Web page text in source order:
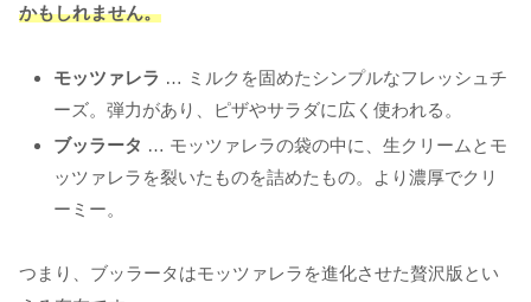
かもしれません。
モッツァレラ … ミルクを固めたシンプルなフレッシュチ
ーズ。弾力があり、ピザやサラダに広く使われる。
ブッラータ … モッツァレラの袋の中に、生クリームとモ
ッツァレラを裂いたものを詰めたもの。より濃厚でクリ
ーミー。
つまり、ブッラータはモッツァレラを進化させた贅沢版とい